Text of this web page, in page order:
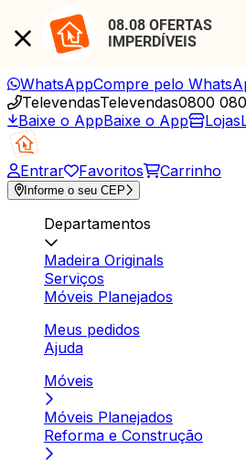
08.08 OFERTAS
IMPERDÍVEIS
WhatsAppCompre pelo
TelevendasTelevendas0800
Baixe o AppBaixe o App Lojas
Entrar Favoritos Carrinho
Informe o seu CEP
Departamentos
Madeira Originals
Serviços
Móveis Planejados
Meus pedidos
Ajuda
Móveis
Móveis Planejados
Reforma e Construção